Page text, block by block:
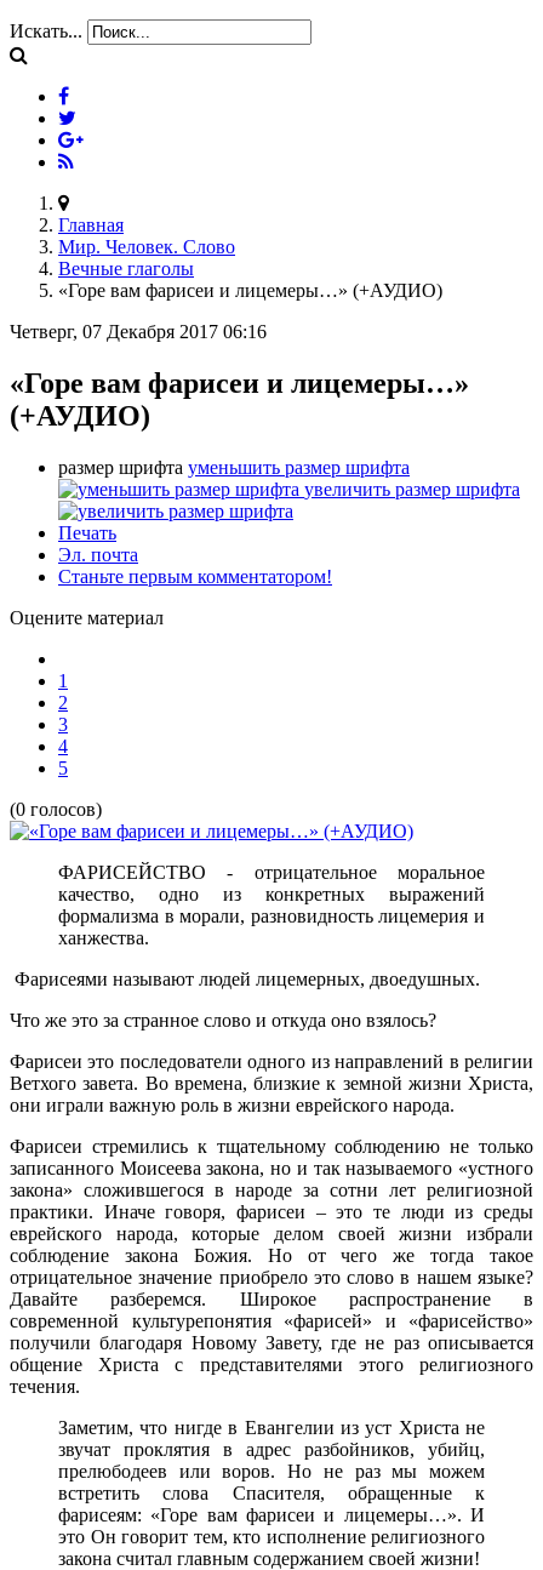
Искать...
Главная
Мир. Человек. Слово
Вечные глаголы
«Горе вам фарисеи и лицемеры…» (+АУДИО)
Четверг, 07 Декабря 2017 06:16
«Горе вам фарисеи и лицемеры…»
(+АУДИО)
размер шрифта уменьшить размер шрифта
увеличить размер шрифта
Печать
Эл. почта
Станьте первым комментатором!
Оцените материал
1
2
3
4
5
(0 голосов)
ФАРИСЕЙСТВО - отрицательное моральное
качество, одно из конкретных выражений
формализма в морали, разновидность лицемерия и
ханжества.
Фарисеями называют людей лицемерных, двоедушных.
Что же это за странное слово и откуда оно взялось?
Фарисеи это последователи одного из направлений в религии
Ветхого завета. Во времена, близкие к земной жизни Христа,
они играли важную роль в жизни еврейского народа.
Фарисеи стремились к тщательному соблюдению не только
записанного Моисеева закона, но и так называемого «устного
закона» сложившегося в народе за сотни лет религиозной
практики. Иначе говоря, фарисеи – это те люди из среды
еврейского народа, которые делом своей жизни избрали
соблюдение закона Божия. Но от чего же тогда такое
отрицательное значение приобрело это слово в нашем языке?
Давайте разберемся. Широкое распространение в
современной культурепонятия «фарисей» и «фарисейство»
получили благодаря Новому Завету, где не раз описывается
общение Христа с представителями этого религиозного
течения.
Заметим, что нигде в Евангелии из уст Христа не
звучат проклятия в адрес разбойников, убийц,
прелюбодеев или воров. Но не раз мы можем
встретить слова Спасителя, обращенные к
фарисеям: «Горе вам фарисеи и лицемеры…». И
это Он говорит тем, кто исполнение религиозного
закона считал главным содержанием своей жизни!